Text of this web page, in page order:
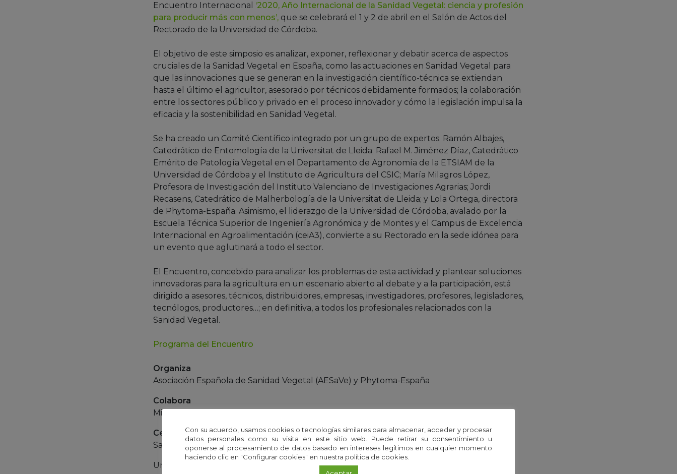
Encuentro Internacional ‘2020, Año Internacional de la Sanidad Vegetal: ciencia y profesión
para producir más con menos’, que se celebrará el 1 y 2 de abril en el Salón de Actos del
Rectorado de la Universidad de Córdoba.
El objetivo de este simposio es analizar, exponer, reflexionar y debatir acerca de aspectos
cruciales de la Sanidad Vegetal en España, como las actuaciones en Sanidad Vegetal para
que las innovaciones que se generan en la investigación científico-técnica se extiendan
hasta el último el agricultor, asesorado por técnicos debidamente formados; la colaboración
entre los sectores público y privado en el proceso innovador y cómo la legislación impulsa la
eficacia y la sostenibilidad en Sanidad Vegetal.
Se ha creado un Comité Científico integrado por un grupo de expertos: Ramón Albajes,
Catedrático de Entomología de la Universitat de Lleida; Rafael M. Jiménez Díaz, Catedrático
Emérito de Patología Vegetal en el Departamento de Agronomía de la ETSIAM de la
Universidad de Córdoba y el Instituto de Agricultura del CSIC; María Milagros López,
Profesora de Investigación del Instituto Valenciano de Investigaciones Agrarias; Jordi
Recasens, Catedrático de Malherbología de la Universitat de Lleida; y Lola Ortega, directora
de Phytoma-España. Asimismo, el liderazgo de la Universidad de Córdoba, avalado por la
Escuela Técnica Superior de Ingeniería Agronómica y de Montes y el Campus de Excelencia
Internacional en Agroalimentación (ceiA3), convierte a su Rectorado en la sede idónea para
un evento que aglutinará a todo el sector.
El Encuentro, concebido para analizar los problemas de esta actividad y plantear soluciones
innovadoras para la agricultura en un escenario abierto al debate y a la participación, está
dirigido a asesores, técnicos, distribuidores, empresas, investigadores, profesores, legisladores,
tecnólogos, productores…; en definitiva, a todos los profesionales relacionados con la
Sanidad Vegetal.
Programa del Encuentro
Organiza
Asociación Española de Sanidad Vegetal (AESaVe) y Phytoma-España
Colabora
Ministerio de Agricultura, Pesca y Alimentación (MAPA) y la Universidad de Córdoba (UCO)
Centro
Salón de Actos del Rectorado
Universidad de Córdoba
Con su acuerdo, usamos cookies o tecnologías similares para almacenar, acceder y procesar
datos personales como su visita en este sitio web. Puede retirar su consentimiento u
oponerse al procesamiento de datos basado en intereses legítimos en cualquier momento
haciendo clic en "Configurar cookies" en nuestra política de cookies.